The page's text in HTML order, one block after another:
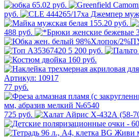
65.02 руб.
руб.
155.20 руб.
488 руб.
5 200 руб.
160 руб.
77 руб.
725 руб.